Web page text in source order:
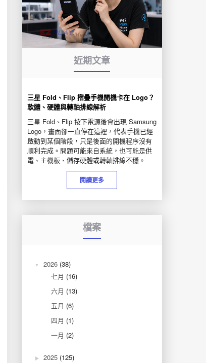
近期文章
三星 Fold、Flip 摺疊手機開機卡在 Logo？
軟體、硬體與轉軸排線解析
三星 Fold、Flip 按下電源後會出現 Samsung
Logo，畫面卻一直停在這裡，代表手機已經
啟動到某個階段，只是後面的開機程序沒有
順利完成。問題可能來自系統，也可能是供
電、主機板、儲存硬體或轉軸排線不穩。
閱讀更多
檔案
2026(38)
七月 (16)
六月 (13)
五月 (6)
四月 (1)
一月 (2)
2025(125)